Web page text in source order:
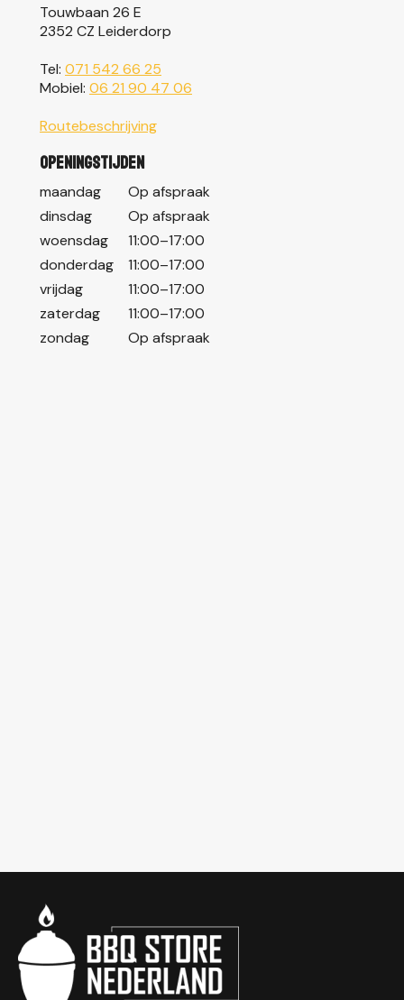
Touwbaan 26 E
2352 CZ Leiderdorp
Tel: 071 542 66 25
Mobiel: 06 21 90 47 06
Routebeschrijving
Openingstijden
maandag
Op afspraak
dinsdag
Op afspraak
woensdag
11:00–17:00
donderdag
11:00–17:00
vrijdag
11:00–17:00
zaterdag
11:00–17:00
zondag
Op afspraak